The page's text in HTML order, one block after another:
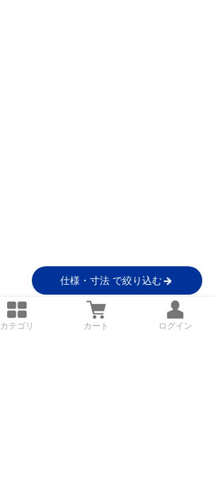
仕様・寸法 で絞り込む
カテゴリ カート ログイン